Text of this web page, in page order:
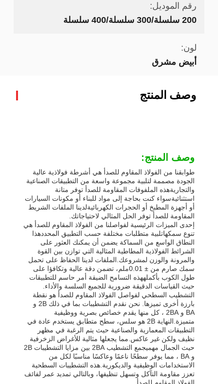
رقم الموديل:
200 سلسلة/300 سلسلة/400 سلسلة
لون:
أبيض مشرق
وصف المنتج
وصف المنتج:
طوابقنا من الفولاذ المقاوم للصدأ هي أشرطة فولاذية عالية
الجودة مصممة لتلبية مجموعة واسعة من التطبيقات الصناعية
والتجاريةهذه الملفوفات المقاومة للصدأ توفر متانة
استثنائيةسواء كنت بحاجة إلى مواد للبناء أو مكونات السيارات
أو أجهزة المطبخ أو الحجرات الكهربائيةلدينا الملفات الشريط
المقاومة للصدأ توفر الحل المثالي لاحتياجاتك.
إحدى الميزات الرئيسية لفواصلنا من الفولاذ المقاوم للصدأ هي
تنوع سمكهاتلبية متطلبات مختلفة حسب التطبيق المحددهذا
النطاق الواسع من السماكة يضمن أن يمكنك العثور على
الشرائط الفولاذية المطاطية المثالية التي توازن بين القوة
والمرونة والوزن لمشروعك.الملفات لدينا الحفاظ على تحمل
سمك صارم من ± 0.01ملم، تضمن دقة عالية وتكافؤا على
طول الكوب بأكملههذه التسامح الضيقة أمر حاسم للتطبيقات
حيث القياسات الدقيقة ضرورية للجميع السلسة والأداء.
التشطيب السطحي لفواصل الفولاذ المقاوم للصدأ هو نقطة
بارزة أخرى تميزها. نحن نقدم التشطيبات بما في ذلك 2B و
BA و 2BA ، كل منها يقدم خصائص بصرية ووظيفية
متميزة.النهاية 2B هو سلس، سطح متطابق يستخدم عادة في
التطبيقات المعمارية والصناعية حيث يتم الرغبة في مظهر
نظيف ولكن غير عاكس.مما يجعلها مثالية للأغراض الزخرفية
حيث الجمال مهميجمع التشطيب 2BA بين مزايا التشطيبات 2B
و BA ، مما يوفر سطحًا ناعمًا وعاكسًا مناسبًا لكل من
الاستخدامات الوظيفية والديكورية.هذه التشطيبات السطحية
تعزز مقاومة التآكل وتسهل تنظيفها، وبالتالي تمديد عمر لفائف